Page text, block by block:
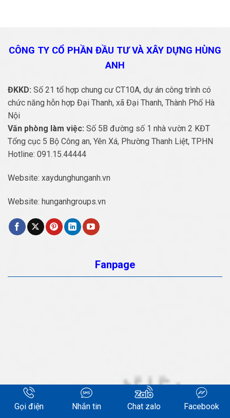
CÔNG TY CỔ PHẦN ĐẦU TƯ VÀ XÂY DỰNG HÙNG
ANH
ĐKKD: Số 21 tổ hợp chung cư CT10A, dự án công trình có
chức năng hỗn hợp Đại Thanh, xã Đại Thanh, Thành Phố Hà
Nội
Văn phòng làm việc: Số 5B đường số 1 nhà vườn 2 KĐT
Tổng cục 5 Bộ Công an, Yên Xá, Phường Thanh Liệt, TPHN
Hotline: 091.15.44444
Website: xaydunghunganh.vn
Website: hunganhgroups.vn
Fanpage
Gọi điện Nhắn tin Chat zalo Facebook